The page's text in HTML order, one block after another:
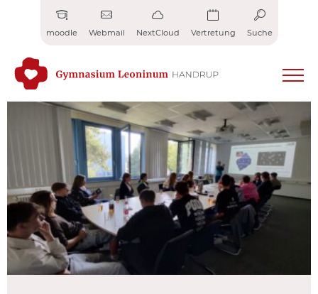
moodle Webmail NextCloud Vertretung Suche